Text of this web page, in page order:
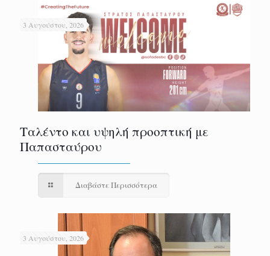
3 Αυγούστου, 2026
Ταλέντο και υψηλή προοπτική με
Παπασταύρου
Διαβάστε Περισσότερα
3 Αυγούστου, 2026